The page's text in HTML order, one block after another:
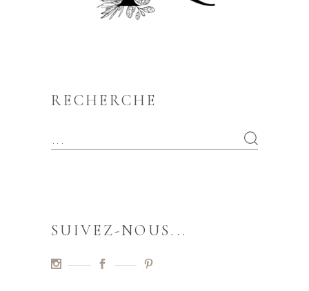
RECHERCHE
SUIVEZ-NOUS...